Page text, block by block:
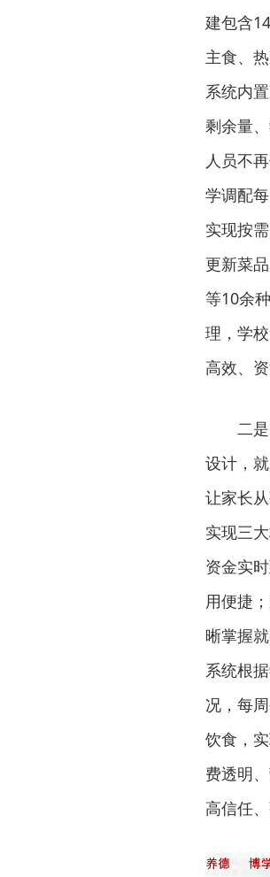
建包含
主食、
系统内
剩余量
人员不
学调配
实现按
更新菜
等10余
理，学
高效、
二
设计，
让家长
实现三
资金实
用便捷
晰掌握
系统根
况，每
饮食，
费透明
高信任